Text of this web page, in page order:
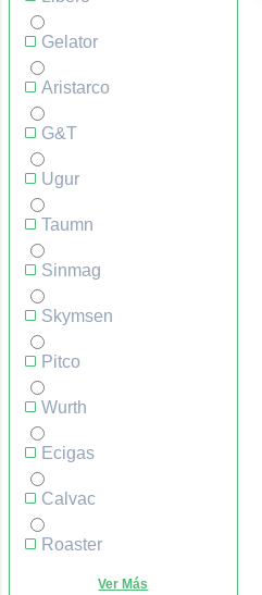
Gelator
Aristarco
G&T
Ugur
Taumn
Sinmag
Skymsen
Pitco
Wurth
Ecigas
Calvac
Roaster